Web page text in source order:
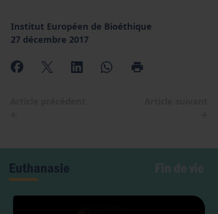
Institut Européen de Bioéthique
27 décembre 2017
Euthanasie